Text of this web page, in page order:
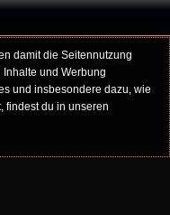
damit die Seitennutzung
und Werbung
und insbesondere dazu, wie
findest du in unseren